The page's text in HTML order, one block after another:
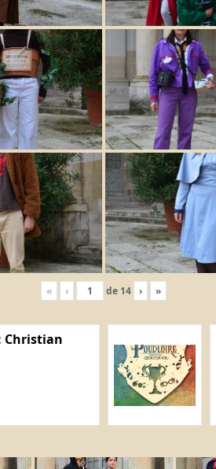
« ‹ de 14 › »
Christian